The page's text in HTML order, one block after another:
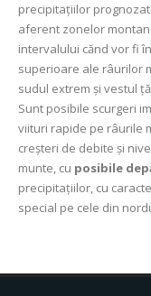
precipitaţiilor
aferent zonelor
intervalului cănd vor fi
superioare ale râurilor
sudul extrem şi vestul
Sunt posibile scurgeri
viituri rapide pe râurile
creșteri de debite și
munte, cu posibile
precipitaţiilor, cu
special pe cele din